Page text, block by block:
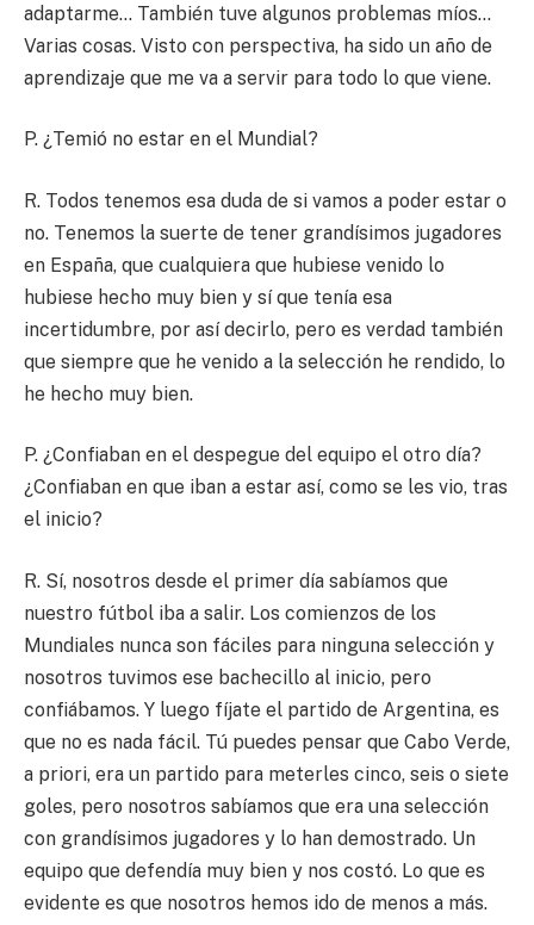
adaptarme… También tuve algunos problemas míos…
Varias cosas. Visto con perspectiva, ha sido un año de
aprendizaje que me va a servir para todo lo que viene.
P. ¿Temió no estar en el Mundial?
R. Todos tenemos esa duda de si vamos a poder estar o
no. Tenemos la suerte de tener grandísimos jugadores
en España, que cualquiera que hubiese venido lo
hubiese hecho muy bien y sí que tenía esa
incertidumbre, por así decirlo, pero es verdad también
que siempre que he venido a la selección he rendido, lo
he hecho muy bien.
P. ¿Confiaban en el despegue del equipo el otro día?
¿Confiaban en que iban a estar así, como se les vio, tras
el inicio?
R. Sí, nosotros desde el primer día sabíamos que
nuestro fútbol iba a salir. Los comienzos de los
Mundiales nunca son fáciles para ninguna selección y
nosotros tuvimos ese bachecillo al inicio, pero
confiábamos. Y luego fíjate el partido de Argentina, es
que no es nada fácil. Tú puedes pensar que Cabo Verde,
a priori, era un partido para meterles cinco, seis o siete
goles, pero nosotros sabíamos que era una selección
con grandísimos jugadores y lo han demostrado. Un
equipo que defendía muy bien y nos costó. Lo que es
evidente es que nosotros hemos ido de menos a más.